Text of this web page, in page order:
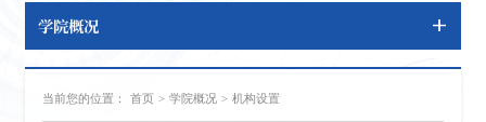
学院概况
当前您的位置： 首页 > 学院概况 > 机构设置